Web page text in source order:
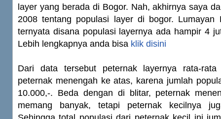
layer yang berada di Bogor. Nah, akhirnya saya
2008 tentang populasi layer di bogor. Lumayan
ternyata disana populasi layernya ada hampir 4
Lebih lengkapnya anda bisa klik disini
Dari data tersebut peternak layernya rata-rata
peternak menengah ke atas, karena jumlah
10.000,-. Beda dengan di blitar, peternak
memang banyak, tetapi peternak kecilnya